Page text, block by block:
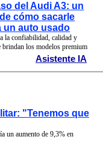
del Audi A3: un
cómo sacarle
un auto usado
la confiabilidad, calidad y
brindan los modelos premium
Asistente IA
"Tenemos que
un aumento de 9,3% en